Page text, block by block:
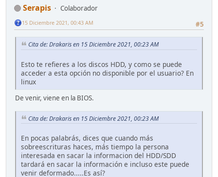
Serapis
Colaborador
#5
15 Diciembre 2021, 00:43 AM
Cita de: Drakaris en 15 Diciembre 2021, 00:23 AM
Esto te refieres a los discos HDD, y como se puede
acceder a esta opción no disponible por el usuario? En
linux
De venir, viene en la BIOS.
Cita de: Drakaris en 15 Diciembre 2021, 00:23 AM
En pocas palabrás, dices que cuando más
sobreescrituras haces, más tiempo la persona
interesada en sacar la informacion del HDD/SDD
tardará en sacar la información e incluso este puede
venir deformado.....Es así?